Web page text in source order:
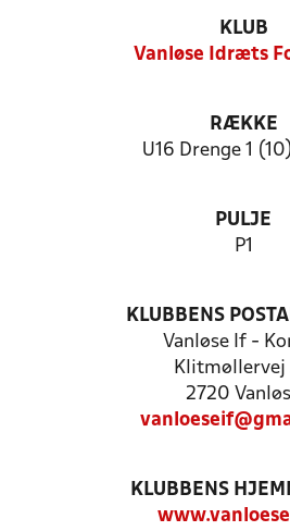
KLUB
Vanløse Idræts
RÆKKE
U16 Drenge 1
PULJE
P1
KLUBBENS
Vanløse If -
Klitmøllervej
2720
KLUBBENS